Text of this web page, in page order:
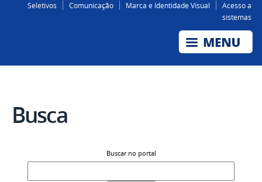
Seletivos
Comunicação Marca e Identidade Visual
Acesso a
sistemas
Busca
Buscar no portal